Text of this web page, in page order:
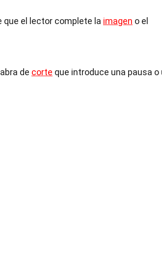
que el lector complete la imagen o el
de corte que introduce una pausa o